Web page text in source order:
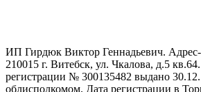
ИП Гирдюк Виктор Геннадьевич. Адрес-
210015 г. Витебск, ул. Чкалова, д.5
регистрации № 300135482 выдано
облисполкомом. Дата регистрации в